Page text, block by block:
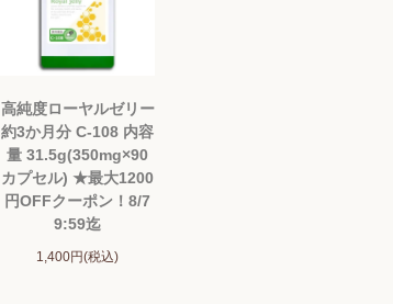
高純度ローヤルゼリー
約3か月分 C-108 内容
量 31.5g(350mg×90
カプセル) ★最大1200
円OFFクーポン！8/7
9:59迄
1,400円(税込)